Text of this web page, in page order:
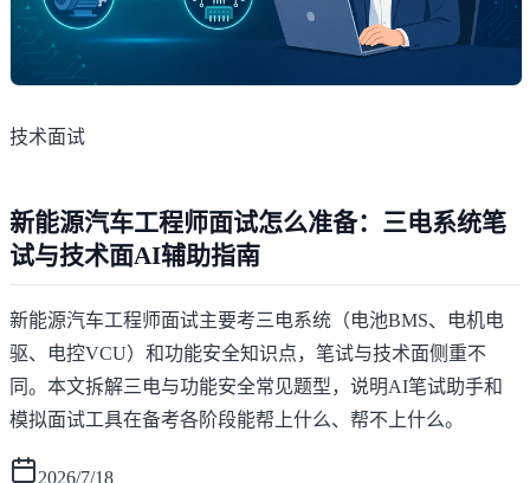
技术面试
新能源汽车工程师面试怎么准备：三电系统笔
试与技术面AI辅助指南
新能源汽车工程师面试主要考三电系统（电池BMS、电机电
驱、电控VCU）和功能安全知识点，笔试与技术面侧重不
同。本文拆解三电与功能安全常见题型，说明AI笔试助手和
模拟面试工具在备考各阶段能帮上什么、帮不上什么。
2026/7/18